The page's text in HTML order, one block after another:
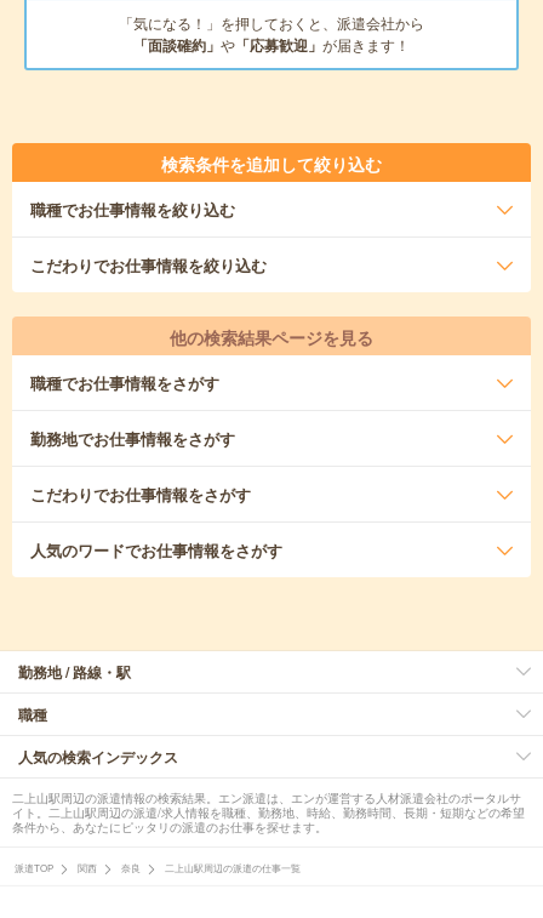
「気になる！」を押しておくと、派遣会社から
「面談確約」 や 「応募歓迎」 が届きます！
検索条件を追加して絞り込む
職種でお仕事情報を絞り込む
こだわりでお仕事情報を絞り込む
他の検索結果ページを見る
職種でお仕事情報をさがす
勤務地でお仕事情報をさがす
こだわりでお仕事情報をさがす
人気のワードでお仕事情報をさがす
勤務地 / 路線・駅
職種
人気の検索インデックス
二上山駅周辺の派遣情報の検索結果。エン派遣は、エンが運営する人材派遣会社のポータルサ
イト。二上山駅周辺の派遣/求人情報を職種、勤務地、時給、勤務時間、長期・短期などの希望
条件から、あなたにピッタリの派遣のお仕事を探せます。
派遣TOP 関西 奈良 二上山駅周辺の派遣の仕事一覧